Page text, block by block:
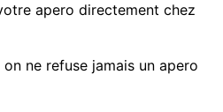
apero directement chez
ne refuse jamais un apero